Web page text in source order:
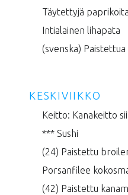
Täytettyjä
Intialainen lihapata
(svenska)
KESKIVIIKKO
Keitto: Kanakeitto
*** Sushi
(24) Paistettu
Porsanfilee
(42) Paistettu